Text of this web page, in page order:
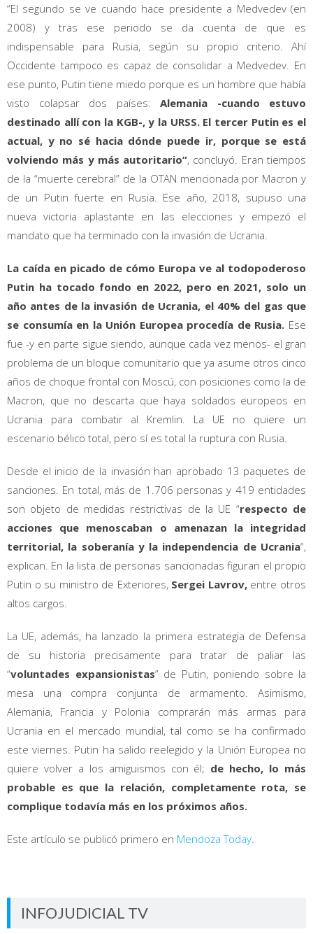
“El segundo se ve cuando hace presidente a Medvedev (en
2008) y tras ese periodo se da cuenta de que es
indispensable para Rusia, según su propio criterio. Ahí
Occidente tampoco es capaz de consolidar a Medvedev. En
ese punto, Putin tiene miedo porque es un hombre que había
visto colapsar dos países: Alemania -cuando estuvo
destinado allí con la KGB-, y la URSS. El tercer Putin es el
actual, y no sé hacia dónde puede ir, porque se está
volviendo más y más autoritario”, concluyó. Eran tiempos
de la “muerte cerebral” de la OTAN mencionada por Macron y
de un Putin fuerte en Rusia. Ese año, 2018, supuso una
nueva victoria aplastante en las elecciones y empezó el
mandato que ha terminado con la invasión de Ucrania.
La caída en picado de cómo Europa ve al todopoderoso
Putin ha tocado fondo en 2022, pero en 2021, solo un
año antes de la invasión de Ucrania, el 40% del gas que
se consumía en la Unión Europea procedía de Rusia. Ese
fue -y en parte sigue siendo, aunque cada vez menos- el gran
problema de un bloque comunitario que ya asume otros cinco
años de choque frontal con Moscú, con posiciones como la de
Macron, que no descarta que haya soldados europeos en
Ucrania para combatir al Kremlin. La UE no quiere un
escenario bélico total, pero sí es total la ruptura con Rusia.
Desde el inicio de la invasión han aprobado 13 paquetes de
sanciones. En total, más de 1.706 personas y 419 entidades
son objeto de medidas restrictivas de la UE “respecto de
acciones que menoscaban o amenazan la integridad
territorial, la soberanía y la independencia de Ucrania“,
explican. En la lista de personas sancionadas figuran el propio
Putin o su ministro de Exteriores, Sergei Lavrov,entre otros
altos cargos.
La UE, además, ha lanzado la primera estrategia de Defensa
de su historia precisamente para tratar de paliar las
“voluntades expansionistas” de Putin, poniendo sobre la
mesa una compra conjunta de armamento. Asimismo,
Alemania, Francia y Polonia comprarán más armas para
Ucrania en el mercado mundial, tal como se ha confirmado
este viernes. Putin ha salido reelegido y la Unión Europea no
quiere volver a los amiguismos con él; de hecho, lo más
probable es que la relación, completamente rota, se
complique todavía más en los próximos años.
Este artículo se publicó primero en Mendoza Today
INFOJUDICIAL TV